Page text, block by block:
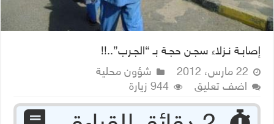
إصابـة نـزلاء سجـن حجـة بـ “الجـرب”..!!
22 مارس، 2012
شؤون محلية
اضف تعليق
944 زيارة